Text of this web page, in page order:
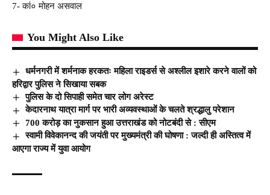
7- कां० मोहन असवाल
You Might Also Like
धर्मनगरी में शर्मनाक हरकतः महिला राइडर्स से अश्लील इशारे करने वालों को
हरिद्वार पुलिस ने सिखाया सबक
पुलिस के दो सिपाही समेत चार लोग अरेस्ट
केदारनाथ यात्रा मार्ग पर भारी अव्यवस्थाओं के चलते श्रद्धालु परेशान
700 करोड़ का नुकसान हुआ उत्तराखंड को नोटबंदी से : सीएम
स्वामी विवेकानन्द की जयंती पर मुख्यमंत्री की घोषणा : जल्दी ही अस्तित्व में
आएगा राज्य में युवा आयोग